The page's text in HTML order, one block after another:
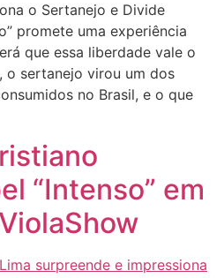
o Sertanejo e Divide
promete uma experiência
que essa liberdade vale o
o sertanejo virou um dos
no Brasil, e o que
“Intenso” em